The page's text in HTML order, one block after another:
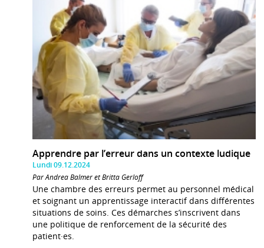
Apprendre par l’erreur dans un contexte ludique
Lundi 09.12.2024
Par Andrea Balmer et Britta Gerloff
Une chambre des erreurs permet au personnel médical
et soignant un apprentissage interactif dans différentes
situations de soins. Ces démarches s’inscrivent dans
une politique de renforcement de la sécurité des
patient·es.